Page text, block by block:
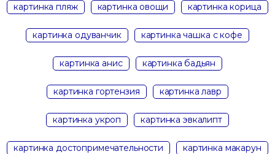
картинка пляж картинка овощи картинка корица
картинка одуванчик картинка чашка с кофе
картинка анис картинка бадьян
картинка гортензия картинка лавр
картинка укроп картинка эвкалипт
картинка достопримечательности картинка макарун